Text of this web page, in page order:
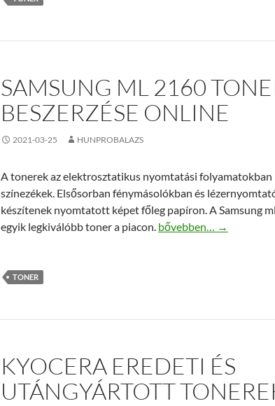
SAMSUNG ML 2160
BESZERZÉSE ONLINE
2021-03-25 HUNPROBALAZS
A tonerek az elektrosztatikus nyomtatási folyamatokban
színezékek. Elsősorban fénymásolókban és
készítenek nyomtatott képet főleg papíron. A Samsung
egyik legkiválóbb toner a piacon. Samsung ml 2160 toner
bővebben… →
TONER
KYOCERA EREDETI ÉS
UTÁNGYÁRTOTT